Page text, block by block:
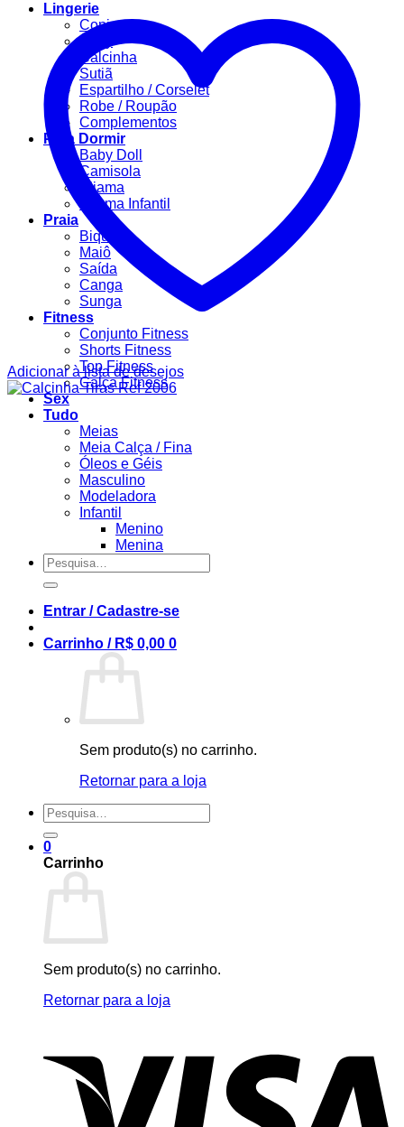
Lingerie
Conjuntos
Body
Calcinha
Sutiã
Espartilho / Corselet
Robe / Roupão
Complementos
Para Dormir
Baby Doll
Camisola
Pijama
Pijama Infantil
Praia
Biquíni
Maiô
Saída
Canga
Sunga
Fitness
Conjunto Fitness
Shorts Fitness
Top Fitness
Calça Fitness
Sex
Tudo
Meias
Meia Calça / Fina
Óleos e Géis
Masculino
Modeladora
Infantil
Menino
Menina
Pesquisar
por:
Entrar / Cadastre-se
Carrinho / R$ 0,00 0
Sem produto(s) no carrinho.
Retornar para a loja
Pesquisar
por:
0
Carrinho
Sem produto(s) no carrinho.
Retornar para a loja
Adicionar à lista de desejos